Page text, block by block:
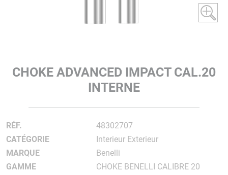
CHOKE ADVANCED IMPACT CAL.20
INTERNE
RÉF.
48302707
CATÉGORIE
Interieur Exterieur
MARQUE
Benelli
GAMME
CHOKE BENELLI CALIBRE 20